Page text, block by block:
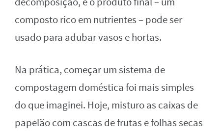
composto rico em nutrientes – pode ser
usado para adubar vasos e hortas.
Na prática, começar um sistema de
compostagem doméstica foi mais simples
do que imaginei. Hoje, misturo as caixas de
papelão com cascas de frutas e folhas secas